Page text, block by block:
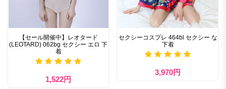
【セール開催中】レオタード
(LEOTARD) 062bg セクシー エロ 下
着
1,522円
セクシーコスプレ 464bl セクシー な
下着
3,970円